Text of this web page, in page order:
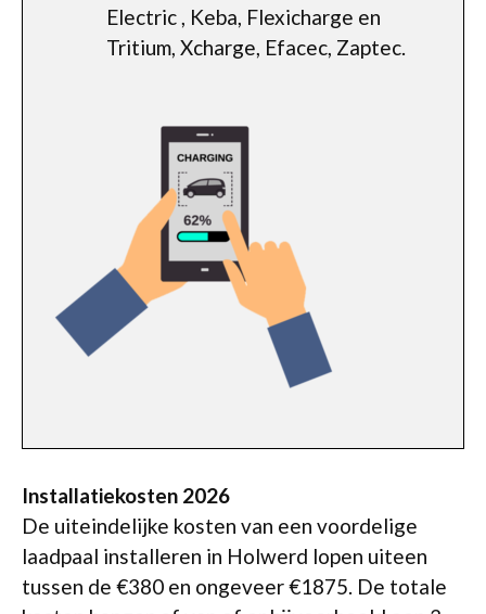
Electric , Keba, Flexicharge en
Tritium, Xcharge, Efacec, Zaptec.
Installatiekosten 2026
De uiteindelijke kosten van een voordelige
laadpaal installeren in Holwerd lopen uiteen
tussen de €380 en ongeveer €1875. De totale